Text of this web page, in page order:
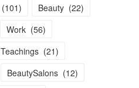
(101) Beauty (22)
Work (56)
Teachings (21)
BeautySalons (12)